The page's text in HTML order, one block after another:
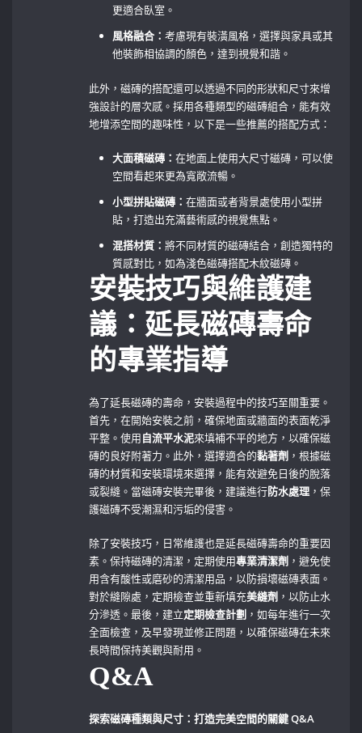
更適合臥室。
風格融合：考慮現有裝潢風格，選擇與家具或其
他裝飾相協調的顏色，達到視覺和諧。
此外，磁磚的搭配還可以透過不同的形狀和尺寸來增
強設計的層次感。採用各種類型的磁磚組合，能有效
地增添空間的趣味性，以下是一些推薦的搭配方式：
大面積磁磚：在地面上使用大尺寸磁磚，可以使
空間看起來更為寬敞流暢。
小型拼貼磁磚：在牆面或者背景處使用小型拼
貼，打造出充滿藝術感的視覺焦點。
混搭材質：將不同材質的磁磚結合，創造獨特的
質感對比，如為淺色磁磚搭配木紋磁磚。
安裝技巧與維護建
議：延長磁磚壽命
的專業指導
為了延長磁磚的壽命，安裝過程中的技巧至關重要。
首先，在開始安裝之前，確保地面或牆面的表面乾淨
平整。使用自流平水泥來填補不平的地方，以確保磁
磚的良好附著力。此外，選擇適合的黏著劑 ，根據磁
磚的材質和安裝環境來選擇，能有效避免日後的脫落
或裂縫。當磁磚安裝完畢後，建議進行防水處理 ，保
護磁磚不受潮濕和污垢的侵害。
除了安裝技巧，日常維護也是延長磁磚壽命的重要因
素。保持磁磚的清潔，定期使用專業清潔劑 ，避免使
用含有酸性或磨砂的清潔用品，以防損壞磁磚表面。
對於縫隙處，定期檢查並重新填充美縫劑 ，以防止水
分滲透。最後，建立定期檢查計劃 ，如每年進行一次
全面檢查，及早發現並修正問題，以確保磁磚在未來
長時間保持美觀與耐用。
Q&A
探索磁磚種類與尺寸：打造完美空間的關鍵 Q&A